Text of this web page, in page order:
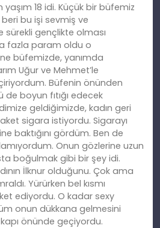
yaşım 18 idi. Küçük bir büfemiz
bu işi sevmiş ve
sürekli gençlikte olması
fazla param oldu o
büfemizde, yanımda
Uğur ve Mehmet’le
Büfenin önünden
boyun fıtığı edecek
geldiğimizde, kadın geri
sigara istiyordu. Sigarayı
baktığını gördüm. Ben de
Onun gözlerine uzun
boğulmak gibi bir şey idi.
İlknur olduğunu. Çok ama
Yürürken bel kısmı
ediyordu. O kadar sexy
onun dükkana gelmesini
kapı önünde geçiyordu.